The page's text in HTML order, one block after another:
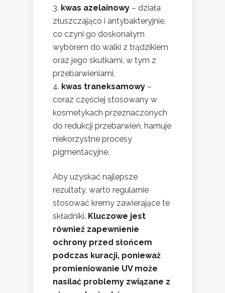
kwas azelainowy – działa
złuszczająco i antybakteryjnie,
co czyni go doskonałym
wyborem do walki z trądzikiem
oraz jego skutkami, w tym z
przebarwieniami,
kwas traneksamowy –
coraz częściej stosowany w
kosmetykach przeznaczonych
do redukcji przebarwień, hamuje
niekorzystne procesy
pigmentacyjne.
Aby uzyskać najlepsze
rezultaty, warto regularnie
stosować kremy zawierające te
składniki. Kluczowe jest
również zapewnienie
ochrony przed słońcem
podczas kuracji, ponieważ
promieniowanie UV może
nasilać problemy związane z